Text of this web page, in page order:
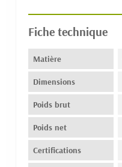
Fiche technique
Matière
Dimensions
Poids brut
Poids net
Certifications